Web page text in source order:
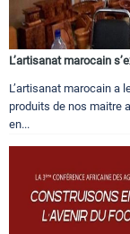
L’artisanat marocain
L’artisanat marocain a
produits de nos maitre
en...